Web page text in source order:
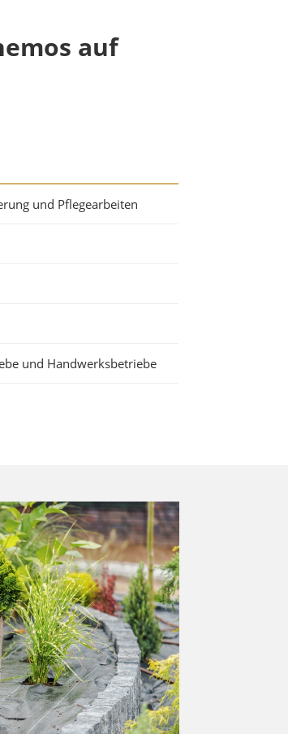
auf
und Pflegearbeiten
und Handwerksbetriebe